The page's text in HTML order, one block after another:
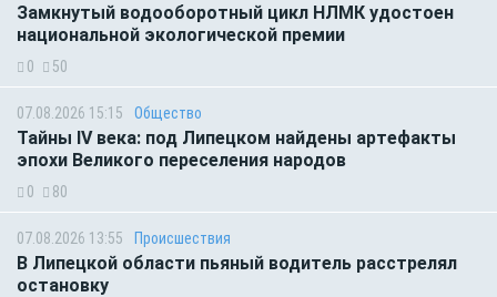
Замкнутый водооборотный цикл НЛМК удостоен
национальной экологической премии
0 50
07.08.2026 15:15 Общество
Тайны IV века: под Липецком найдены артефакты
эпохи Великого переселения народов
0 80
07.08.2026 13:55 Происшествия
В Липецкой области пьяный водитель расстрелял
остановку